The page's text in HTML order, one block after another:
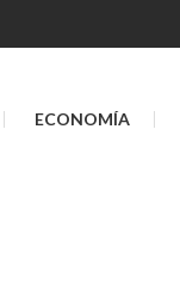
ECONOMÍA